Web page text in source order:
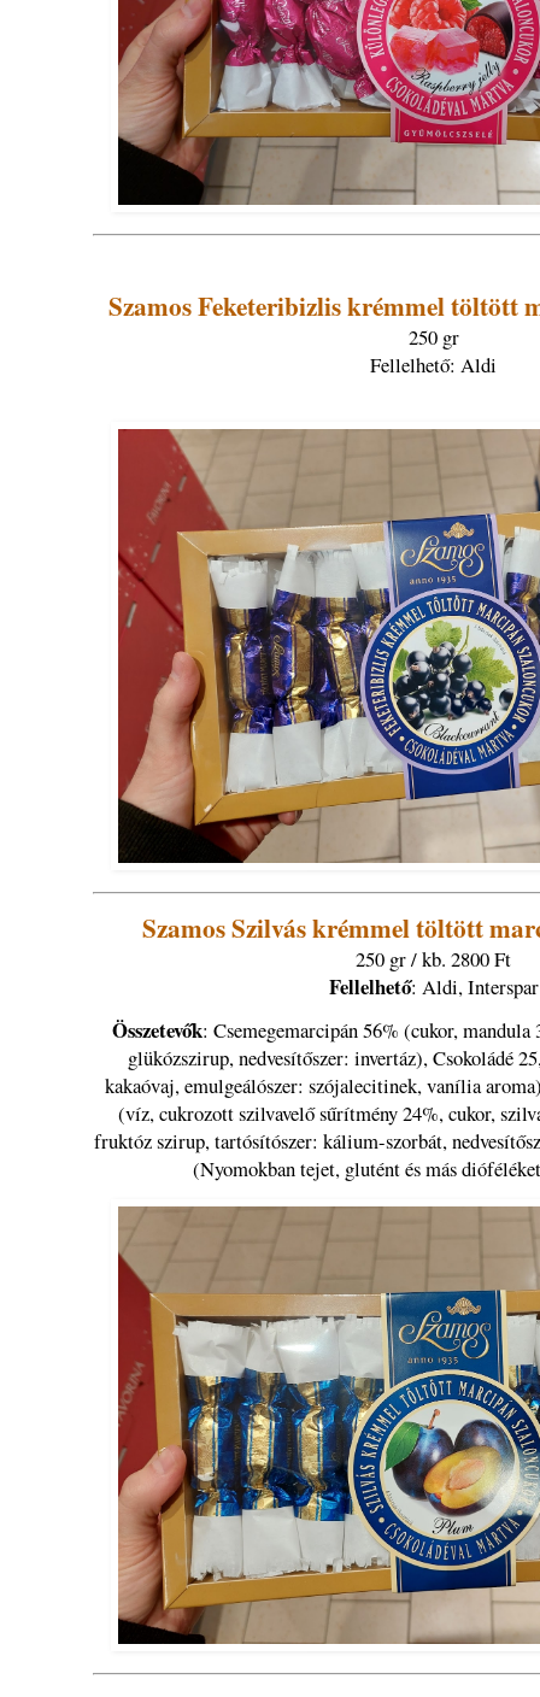
Szamos Feketeribizlis krémmel töltött
250 gr
Fellelhető: Aldi
Szamos Szilvás krémmel töltött
250 gr / kb. 2800 Ft
Fellelhető: Aldi, Interspar
Összetevők: Csemegemarcipán 56% (cukor,
glükózszirup, nedvesítőszer: invertáz), Csokoládé
kakaóvaj, emulgeálószer: szójalecitinek, vanília
(víz, cukrozott szilvavelő sűrítmény 24%, cukor,
fruktóz szirup, tartósítószer: kálium-szorbát,
(Nyomokban tejet, glutént és más